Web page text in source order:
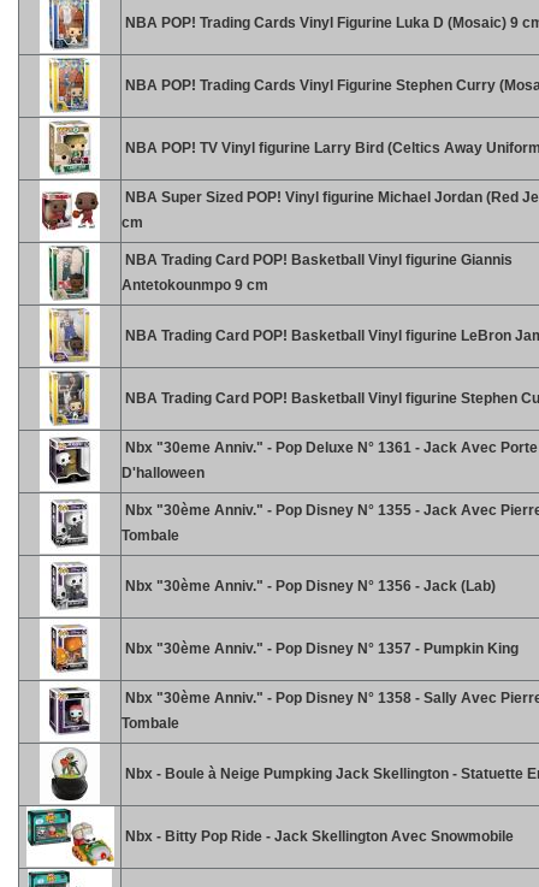
NBA POP! Trading Cards Vinyl Figurine Luka D (Mosaic) 9
NBA POP! Trading Cards Vinyl Figurine Stephen Curry
NBA POP! TV Vinyl figurine Larry Bird (Celtics Away
NBA Super Sized POP! Vinyl figurine Michael Jordan (Red
cm
NBA Trading Card POP! Basketball Vinyl figurine Giannis
Antetokounmpo 9 cm
NBA Trading Card POP! Basketball Vinyl figurine LeBron
NBA Trading Card POP! Basketball Vinyl figurine Stephen
Nbx "30eme Anniv." - Pop Deluxe N° 1361 - Jack Avec Porte
D'halloween
Nbx "30ème Anniv." - Pop Disney N° 1355 - Jack Avec
Tombale
Nbx "30ème Anniv." - Pop Disney N° 1356 - Jack (Lab)
Nbx "30ème Anniv." - Pop Disney N° 1357 - Pumpkin King
Nbx "30ème Anniv." - Pop Disney N° 1358 - Sally Avec
Tombale
Nbx - Boule à Neige Pumpking Jack Skellington - Statuette
Nbx - Bitty Pop Ride - Jack Skellington Avec Snowmobile